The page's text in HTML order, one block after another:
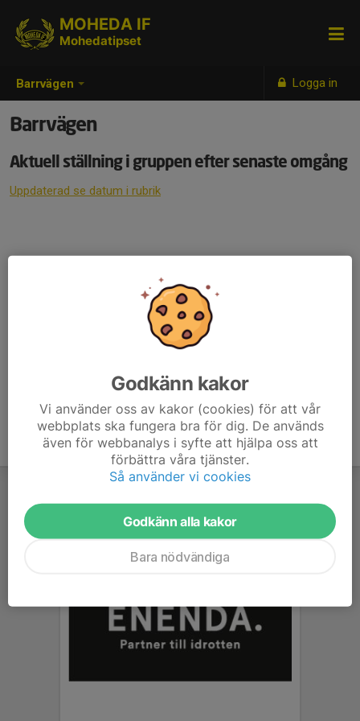
Barrvägen Logga in
MOHEDA IF
Mohedatipset
Barrvägen
Aktuell ställning i gruppen efter senaste omgång
Uppdaterad se datum i rubrik
Godkänn kakor
Vi använder oss av kakor (cookies) för att vår
webbplats ska fungera bra för dig. De används
även för webbanalys i syfte att hjälpa oss att
förbättra våra tjänster.
Så använder vi cookies
Godkänn alla kakor
Bara nödvändiga